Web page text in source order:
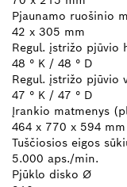
Pjaunamo ruošinio
42 x 305 mm
Regul. įstrižo pjūvio
48 ° K / 48 ° D
Regul. įstrižo pjūvio
47 ° K / 47 ° D
Įrankio matmenys
464 x 770 x 594 mm
Tuščiosios eigos
5.000 aps./min.
Pjūklo disko Ø